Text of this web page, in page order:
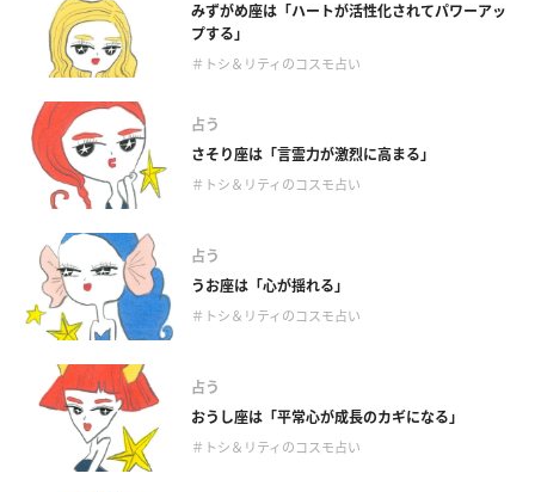
みずがめ座は「ハートが活性化されてパワーアッ
プする」
＃トシ＆リティのコスモ占い
占う
さそり座は「言霊力が激烈に高まる」
＃トシ＆リティのコスモ占い
占う
うお座は「心が揺れる」
＃トシ＆リティのコスモ占い
占う
おうし座は「平常心が成長のカギになる」
＃トシ＆リティのコスモ占い